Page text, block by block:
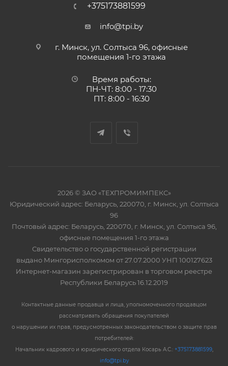
+375173881599
info@tpi.by
г. Минск, ул. Солтыса 96, офисные
помещения 1-го этажа
Время работы:
ПН-ЧТ: 8:00 - 17:30
ПТ: 8:00 - 16:30
2026 © ЗАО «ТЕХПРОМИМПЕКС»
Юридический адрес: Беларусь, 220070, г. Минск, ул. Солтыса
96
Почтовый адрес: Беларусь, 220070, г. Минск, ул. Солтыса 96,
офисные помещения 1-го этажа
Свидетельство о государственной регистрации
выдано Мингорисполкомом от 27.07.2000 УНП 100127623
Интернет-магазин зарегистрирован в торговом реестре
Республики Беларусь 16.12.2019
Контактные данные продавца и лица, уполномоченного продавцом
рассматривать обращения покупателей
о нарушении их прав, предусмотренных законодательством о защите прав
потребителей:
Начальник кадрового и юридического отдела Косарь А.С.: +375173881599,
info@tpi.by